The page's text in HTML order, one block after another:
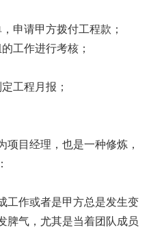
申请甲方拨付工程款；
工作进行考核；
工程月报；
项目经理，也是一种修炼，
工作或者是甲方总是发生变
脾气，尤其是当着团队成员